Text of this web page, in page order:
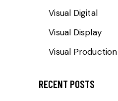
Visual Digital
Visual Display
Visual Production
RECENT POSTS